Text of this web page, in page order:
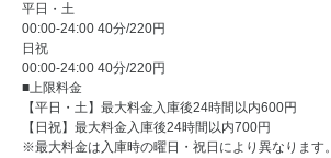
平日・土
00:00-24:00 40分/220円
日祝
00:00-24:00 40分/220円
■上限料金
【平日・土】最大料金入庫後24時間以内600円
【日祝】最大料金入庫後24時間以内700円
※最大料金は入庫時の曜日・祝日により異なります。